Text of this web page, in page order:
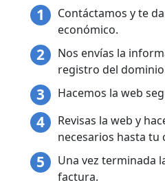
Contáctamos y te
económico.
Nos envías la
registro del
Hacemos la web
Revisas la web y
necesarios hasta tu
Una vez terminada
factura.